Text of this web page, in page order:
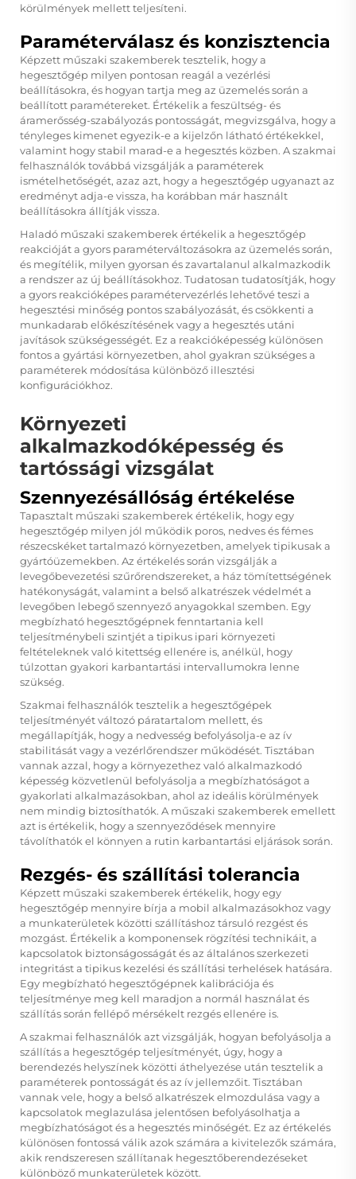
körülmények mellett teljesíteni.
Paraméterválasz és konzisztencia
Képzett műszaki szakemberek tesztelik, hogy a
hegesztőgép milyen pontosan reagál a vezérlési
beállításokra, és hogyan tartja meg az üzemelés során a
beállított paramétereket. Értékelik a feszültség- és
áramerősség-szabályozás pontosságát, megvizsgálva, hogy a
tényleges kimenet egyezik-e a kijelzőn látható értékekkel,
valamint hogy stabil marad-e a hegesztés közben. A szakmai
felhasználók továbbá vizsgálják a paraméterek
ismételhetőségét, azaz azt, hogy a hegesztőgép ugyanazt az
eredményt adja-e vissza, ha korábban már használt
beállításokra állítják vissza.
Haladó műszaki szakemberek értékelik a hegesztőgép
reakcióját a gyors paraméterváltozásokra az üzemelés során,
és megítélik, milyen gyorsan és zavartalanul alkalmazkodik
a rendszer az új beállításokhoz. Tudatosan tudatosítják, hogy
a gyors reakcióképes paramétervezérlés lehetővé teszi a
hegesztési minőség pontos szabályozását, és csökkenti a
munkadarab előkészítésének vagy a hegesztés utáni
javítások szükségességét. Ez a reakcióképesség különösen
fontos a gyártási környezetben, ahol gyakran szükséges a
paraméterek módosítása különböző illesztési
konfigurációkhoz.
Környezeti
alkalmazkodóképesség és
tartóssági vizsgálat
Szennyezésállóság értékelése
Tapasztalt műszaki szakemberek értékelik, hogy egy
hegesztőgép milyen jól működik poros, nedves és fémes
részecskéket tartalmazó környezetben, amelyek tipikusak a
gyártóüzemekben. Az értékelés során vizsgálják a
levegőbevezetési szűrőrendszereket, a ház tömítettségének
hatékonyságát, valamint a belső alkatrészek védelmét a
levegőben lebegő szennyező anyagokkal szemben. Egy
megbízható hegesztőgépnek fenntartania kell
teljesítménybeli szintjét a tipikus ipari környezeti
feltételeknek való kitettség ellenére is, anélkül, hogy
túlzottan gyakori karbantartási intervallumokra lenne
szükség.
Szakmai felhasználók tesztelik a hegesztőgépek
teljesítményét változó páratartalom mellett, és
megállapítják, hogy a nedvesség befolyásolja-e az ív
stabilitását vagy a vezérlőrendszer működését. Tisztában
vannak azzal, hogy a környezethez való alkalmazkodó
képesség közvetlenül befolyásolja a megbízhatóságot a
gyakorlati alkalmazásokban, ahol az ideális körülmények
nem mindig biztosíthatók. A műszaki szakemberek emellett
azt is értékelik, hogy a szennyeződések mennyire
távolíthatók el könnyen a rutin karbantartási eljárások során.
Rezgés- és szállítási tolerancia
Képzett műszaki szakemberek értékelik, hogy egy
hegesztőgép mennyire bírja a mobil alkalmazásokhoz vagy
a munkaterületek közötti szállításhoz társuló rezgést és
mozgást. Értékelik a komponensek rögzítési technikáit, a
kapcsolatok biztonságosságát és az általános szerkezeti
integritást a tipikus kezelési és szállítási terhelések hatására.
Egy megbízható hegesztőgépnek kalibrációja és
teljesítménye meg kell maradjon a normál használat és
szállítás során fellépő mérsékelt rezgés ellenére is.
A szakmai felhasználók azt vizsgálják, hogyan befolyásolja a
szállítás a hegesztőgép teljesítményét, úgy, hogy a
berendezés helyszínek közötti áthelyezése után tesztelik a
paraméterek pontosságát és az ív jellemzőit. Tisztában
vannak vele, hogy a belső alkatrészek elmozdulása vagy a
kapcsolatok meglazulása jelentősen befolyásolhatja a
megbízhatóságot és a hegesztés minőségét. Ez az értékelés
különösen fontossá válik azok számára a kivitelezők számára,
akik rendszeresen szállítanak hegesztőberendezéseket
különböző munkaterületek között.